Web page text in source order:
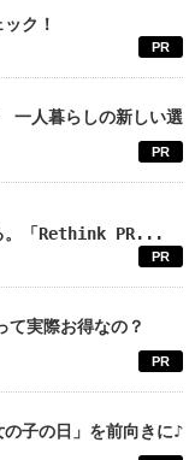
ク！
PR
一人暮らしの新しい選
PR
。「Rethink PR...
PR
て実際お得なの？
PR
子の日」を前向きに♪